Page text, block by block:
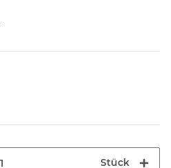
Stück